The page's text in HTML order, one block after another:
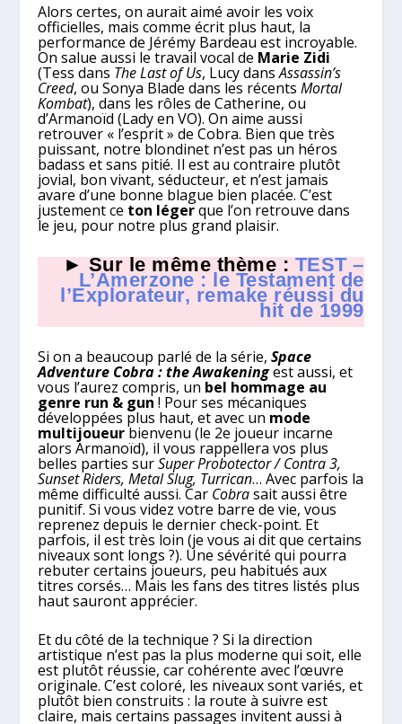
Alors certes, on aurait aimé avoir les voix
officielles, mais comme écrit plus haut, la
performance de Jérémy Bardeau est incroyable.
On salue aussi le travail vocal de Marie Zidi
(Tess dans The Last of Us, Lucy dansAssassin’s
Creed, ou Sonya Blade dans les récentsMortal
Kombat), dans les rôles de Catherine, ou
d’Armanoïd (Lady en VO). On aime aussi
retrouver « l’esprit » de Cobra. Bien que très
puissant, notre blondinet n’est pas un héros
badass et sans pitié. Il est au contraire plutôt
jovial, bon vivant, séducteur, et n’est jamais
avare d’une bonne blague bien placée. C’est
justement ce ton légerque l’on retrouve dans
le jeu, pour notre plus grand plaisir.
► Sur le même thème :TEST –
L’Amerzone : le Testament de
l’Explorateur, remake réussi du
hit de 1999
Si on a beaucoup parlé de la série,Space
Adventure Cobra: the Awakeningest aussi, et
vous l’aurez compris, un bel hommage au
genre run & gun ! Pour ses mécaniques
développées plus haut, et avec un mode
multijoueurbienvenu (le 2e joueur incarne
alors Armanoïd), il vous rappellera vos plus
belles parties surSuper Probotector / Contra 3,
Sunset Riders, Metal Slug, Turrican… Avec parfois la
même difficulté aussi. Car Cobrasait aussi être
punitif. Si vous videz votre barre de vie, vous
reprenez depuis le dernier check-point. Et
parfois, il est très loin (je vous ai dit que certains
niveaux sont longs ?). Une sévérité qui pourra
rebuter certains joueurs, peu habitués aux
titres corsés… Mais les fans des titres listés plus
haut sauront apprécier.
Et du côté de la technique ? Si la direction
artistique n’est pas la plus moderne qui soit, elle
est plutôt réussie, car cohérente avec l’œuvre
originale. C’est coloré, les niveaux sont variés, et
plutôt bien construits : la route à suivre est
claire, mais certains passages invitent aussi à